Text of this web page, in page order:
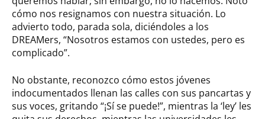
cómo nos resignamos con nuestra situación. Lo
advierto todo, parada sola, diciéndoles a los
DREAMers, “Nosotros estamos con ustedes, pero es
complicado”.
No obstante, reconozco cómo estos jóvenes
indocumentados llenan las calles con sus pancartas y
sus voces, gritando “¡Sí se puede!”, mientras la ‘ley’ les